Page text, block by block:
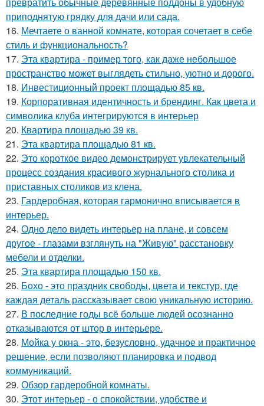
приподнятую грядку для дачи или сада.
16. Мечтаете о ванной комнате, которая сочетает в себе
стиль и функциональность?
17. Эта квартира - пример того, как даже небольшое
пространство может выглядеть стильно, уютно и дорого.
18. Инвестиционный проект площадью 85 кв.
19. Корпоративная идентичность и брендинг. Как цвета и
символика клуба интегрируются в интерьер
20. Квартира площадью 39 кв.
21. Эта квартира площадью 81 кв.
22. Это короткое видео демонстрирует увлекательный
процесс создания красивого журнального столика и
приставных столиков из клена.
23. Гардеробная, которая гармонично вписывается в
интерьер.
24. Одно дело видеть интерьер на плане, и совсем
другое - глазами взглянуть на "Живую" расстановку
мебели и отделки.
25. Эта квартира площадью 150 кв.
26. Бохо - это праздник свободы, цвета и текстур, где
каждая деталь рассказывает свою уникальную историю.
27. В последние годы всё больше людей осознанно
отказываются от штор в интерьере.
28. Мойка у окна - это, безусловно, удачное и практичное
решение, если позволяют планировка и подвод
коммуникаций.
29. Обзор гардеробной комнаты.
30. Этот интерьер - о спокойствии, удобстве и